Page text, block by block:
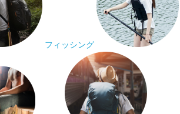
フィッシング